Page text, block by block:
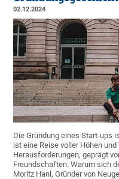
02.12.2024
Die Gründung eines Start-ups
ist eine Reise voller Höhen
Herausforderungen, geprägt
Freundschaften. Warum sich
Moritz Hanl, Gründer von